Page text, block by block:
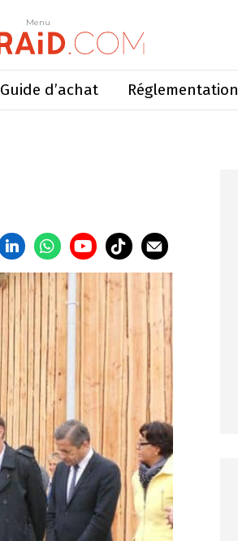
Menu
Guide d’achat Réglementation
Menu